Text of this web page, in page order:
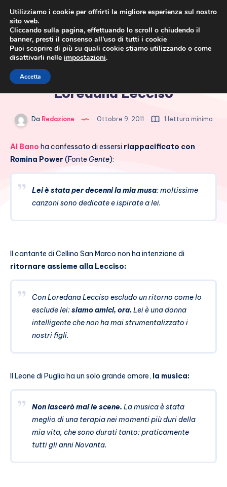
Al Bano esclude un ritorno con
Loredana Lecciso
Da Redazione Ottobre 9, 2011 1 lettura minima
Al Bano ha confessato di essersi riappacificato con
Romina Power (Fonte Gente):
Lei è stata per decenni la mia musa: moltissime
canzoni sono dedicate e ispirate a lei.
Il cantante di Cellino San Marco non ha intenzione di
ritornare assieme alla Lecciso:
Con Loredana Lecciso escludo un ritorno come lo
esclude lei:siamo amici, ora. Lei è una donna
intelligente che non ha mai strumentalizzato i
nostri figli.
Il Leone di Puglia ha un solo grande amore, la musica:
Non lascerò mai le scene. La musica è stata
meglio di una terapia nei momenti più duri della
mia vita, che sono durati tanto: praticamente
tutti gli anni Novanta.
Utilizziamo i cookie per offrirti la migliore esperienza sul nostro
sito web.
Cliccando sulla pagina, effettuando lo scroll o chiudendo il
banner, presti il consenso all’uso di tutti i cookie
Puoi scoprire di più su quali cookie stiamo utilizzando o come
disattivarli nelle impostazioni.
Accetta